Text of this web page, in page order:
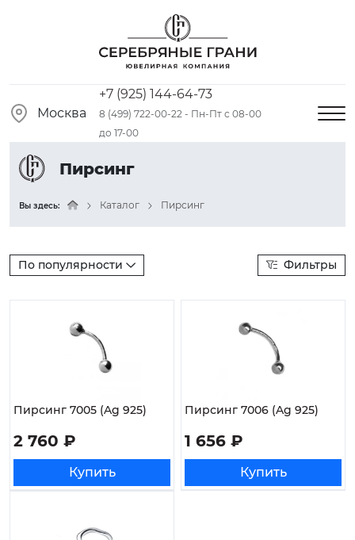
Москва
+7 (925) 144-64-73
8 (499) 722-00-22 - Пн-Пт с 08-00
до 17-00
Пирсинг
Вы здесь: Каталог Пирсинг
По популярности Фильтры
Пирсинг 7005 (Ag 925)
2 760 ₽
Купить
Пирсинг 7006 (Ag 925)
1 656 ₽
Купить